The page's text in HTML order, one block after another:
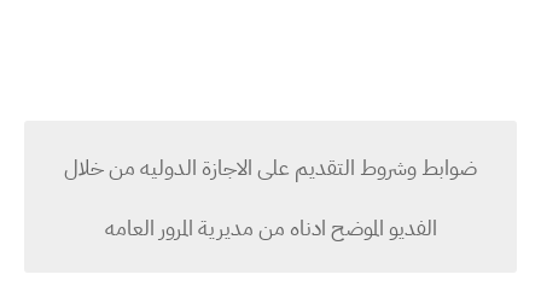
ضوابط وشروط التقديم على الاجازة الدوليه من خلال
الفديو الموضح ادناه من مديرية المرور العامه